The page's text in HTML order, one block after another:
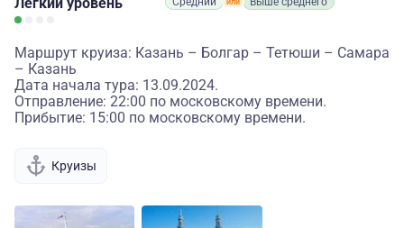
Маршрут круиза: Казань – Болгар – Тетюши – Самара
– Казань
Дата начала тура: 13.09.2024.
Отправление: 22:00 по московскому времени.
Прибытие: 15:00 по московскому времени.
Круизы